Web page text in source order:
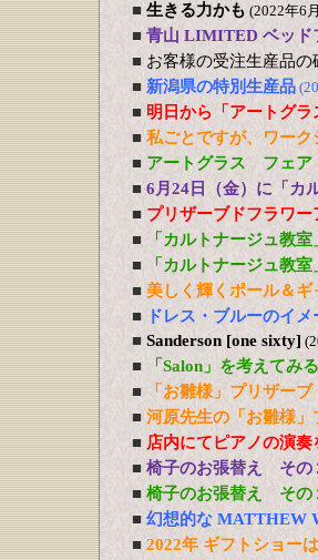
■ 生きる力かも (2022年6
■ 青山 LIMITED ベッド
■ お客様の受注生産品の
■ 新潟県の特別生産品
■ 明日から「アートグラ
■ 私ごとですが、ワー
■ アートグラス フェ
■ 6月24日（金）に「カ
■ プリザーブドフラワ
■
「カルトナージュ教
■
「カルトナージュ教
■ 美しく輝くポール＆
■
ドレス・ブルーのイ
■ Sanderson [one sixty]
■ 「Salon」を考えてみ
■
「お雛様」プリザー
■ 河原先生の「お雛様
■ 店内にてピアノの演
■ 椅子のお張替え その
■ 椅子のお張替え その
■ 幻想的な MATTHEW
■ 2022年 ギフトショー